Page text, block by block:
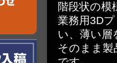
階段状の模
業務用3D
い、薄い層
そのまま製